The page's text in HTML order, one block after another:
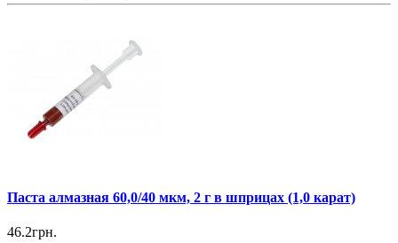
Паста алмазная 60,0/40 мкм, 2 г в шприцах (1,0 карат)
46.2грн.